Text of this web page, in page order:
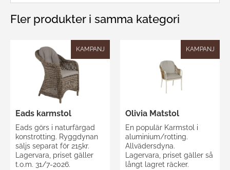
Fler produkter i samma kategori
KAMPANJ
Eads karmstol
Eads görs i naturfärgad
konstrotting. Ryggdynan
säljs separat för 215kr.
Lagervara, priset gäller
t.o.m. 31/7-2026.
KAMPANJ
Olivia Matstol
En populär Karmstol i
aluminium/rotting.
Allvädersdyna.
Lagervara, priset gäller så
långt lagret räcker.